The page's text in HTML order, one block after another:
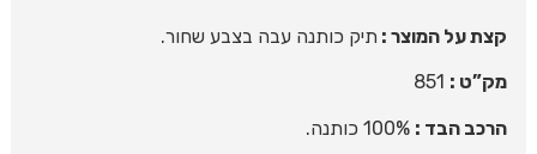
קצת על המוצר : תיק כותנה עבה בצבע שחור.
מק”ט :
הרכב הבד :